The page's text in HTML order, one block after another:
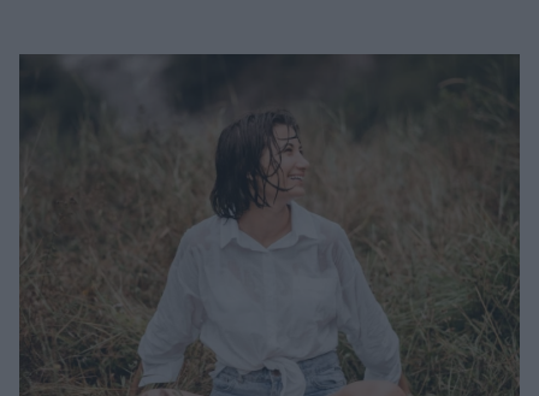
Woman Power
Parenting
Working Girl